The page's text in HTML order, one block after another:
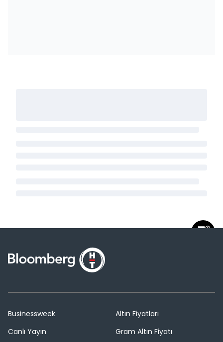
Businessweek
Canlı Yayın
Altın Fiyatları
Gram Altın Fiyatı